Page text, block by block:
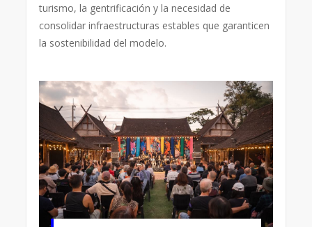
turismo, la gentrificación y la necesidad de
consolidar infraestructuras estables que garanticen
la sostenibilidad del modelo.